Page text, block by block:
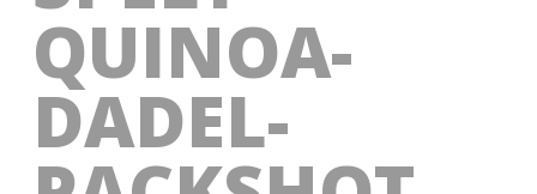
QUINOA-
DADEL-